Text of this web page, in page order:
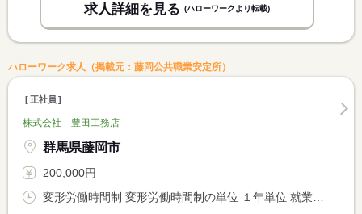
求人詳細を見る (ハローワークより転載)
ハローワーク求人（掲載元：藤岡公共職業安定所）
正社員
株式会社 豊田工務店
群馬県藤岡市
200,000円